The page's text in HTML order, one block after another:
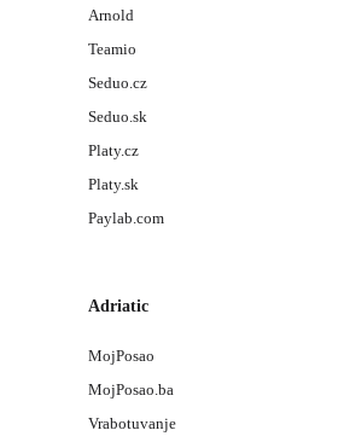
Arnold
Teamio
Seduo.cz
Seduo.sk
Platy.cz
Platy.sk
Paylab.com
Adriatic
MojPosao
MojPosao.ba
Vrabotuvanje